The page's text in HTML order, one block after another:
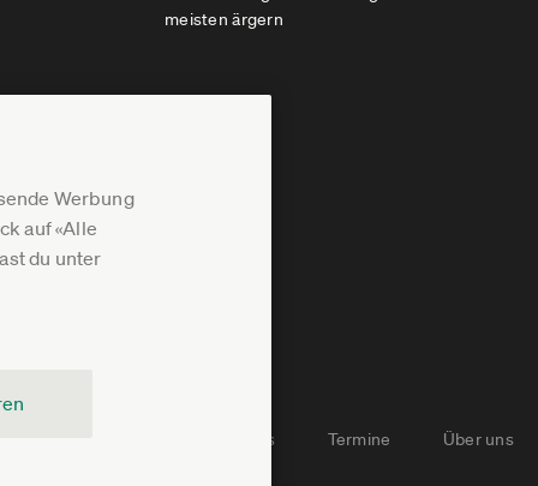
Werbung
auf «Alle
du unter
meisten ärgern
Jobs Termine Über uns